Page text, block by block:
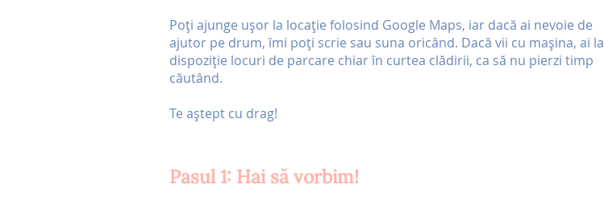
Poți ajunge ușor la locație folosind Google Maps, iar dacă ai nevoie de
ajutor pe drum, îmi poți scrie sau suna oricând. Dacă vii cu mașina, ai la
dispoziție locuri de parcare chiar în curtea clădirii, ca să nu pierzi timp
căutând.
Te aștept cu drag!
Pasul 1: Hai să vorbim!